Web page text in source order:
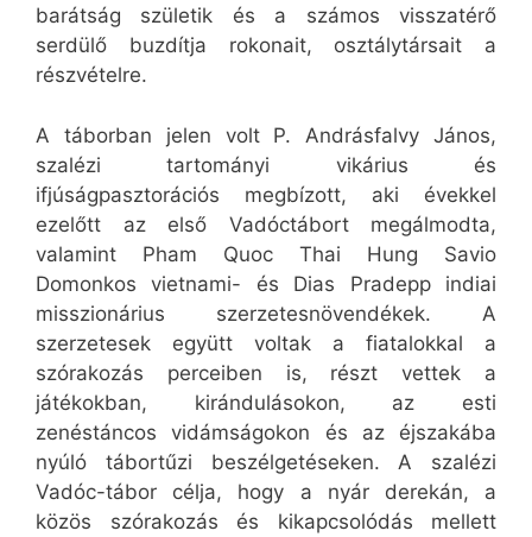
barátság születik és a számos visszatérő
serdülő buzdítja rokonait, osztálytársait a
részvételre.
A táborban jelen volt P. Andrásfalvy János,
szalézi tartományi vikárius és
ifjúságpasztorációs megbízott, aki évekkel
ezelőtt az első Vadóctábort megálmodta,
valamint Pham Quoc Thai Hung Savio
Domonkos vietnami- és Dias Pradepp indiai
misszionárius szerzetesnövendékek. A
szerzetesek együtt voltak a fiatalokkal a
szórakozás perceiben is, részt vettek a
játékokban, kirándulásokon, az esti
zenéstáncos vidámságokon és az éjszakába
nyúló tábortűzi beszélgetéseken. A szalézi
Vadóc-tábor célja, hogy a nyár derekán, a
közös szórakozás és kikapcsolódás mellett